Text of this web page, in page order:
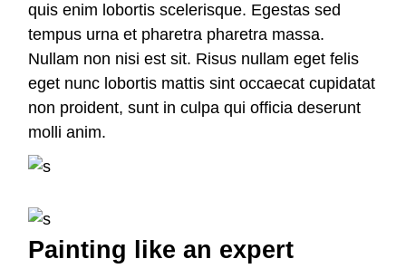
quis enim lobortis scelerisque. Egestas sed
tempus urna et pharetra pharetra massa.
Nullam non nisi est sit. Risus nullam eget felis
eget nunc lobortis mattis sint occaecat cupidatat
non proident, sunt in culpa qui officia deserunt
molli anim.
Painting like an expert